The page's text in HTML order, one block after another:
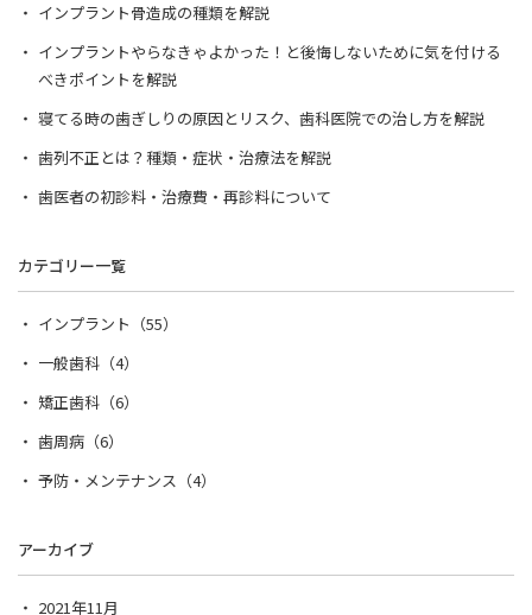
インプラント骨造成の種類を解説
インプラントやらなきゃよかった！と後悔しないために気を付ける
べきポイントを解説
寝てる時の歯ぎしりの原因とリスク、歯科医院での治し方を解説
歯列不正とは？種類・症状・治療法を解説
歯医者の初診料・治療費・再診料について
カテゴリー一覧
インプラント（55）
一般歯科（4）
矯正歯科（6）
歯周病（6）
予防・メンテナンス（4）
アーカイブ
2021年11月